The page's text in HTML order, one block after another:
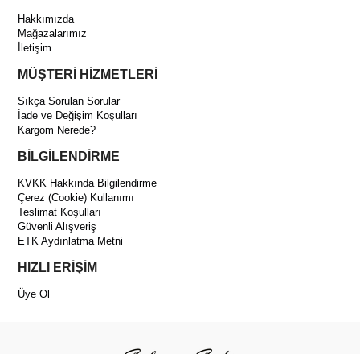
Hakkımızda
Mağazalarımız
İletişim
MÜŞTERİ HİZMETLERİ
Sıkça Sorulan Sorular
İade ve Değişim Koşulları
Kargom Nerede?
BİLGİLENDİRME
KVKK Hakkında Bilgilendirme
Çerez (Cookie) Kullanımı
Teslimat Koşulları
Güvenli Alışveriş
ETK Aydınlatma Metni
HIZLI ERİŞİM
Üye Ol